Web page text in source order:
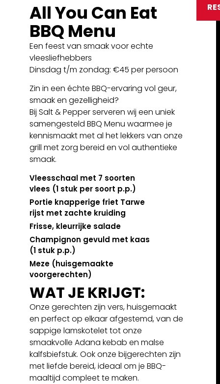
All You Can Eat
BBQ Menu
Een feest van smaak voor echte
vleesliefhebbers
Dinsdag t/m zondag: €45 per persoon
Zin in een échte BBQ-ervaring vol geur,
smaak en gezelligheid?
Bij Salt & Pepper serveren wij een uniek
samengesteld BBQ Menu waarmee je
kennismaakt met al het lekkers van onze
grill met zorg bereid en vol authentieke
smaak.
Vleesschaal met 7 soorten
vlees (1 stuk per soort p.p.)
Portie knapperige friet Tarwe
rijst met zachte kruiding
Frisse, kleurrijke salade
Champignon gevuld met kaas
(1 stuk p.p.)
Meze (huisgemaakte
voorgerechten)
WAT JE KRIJGT:
Onze gerechten zijn vers, huisgemaakt
en perfect op elkaar afgestemd, van de
sappige lamskotelet tot onze
smaakvolle Adana kebab en malse
kalfsbiefstuk. Ook onze bijgerechten zijn
met liefde bereid, ideaal om je BBQ-
maaltijd compleet te maken.